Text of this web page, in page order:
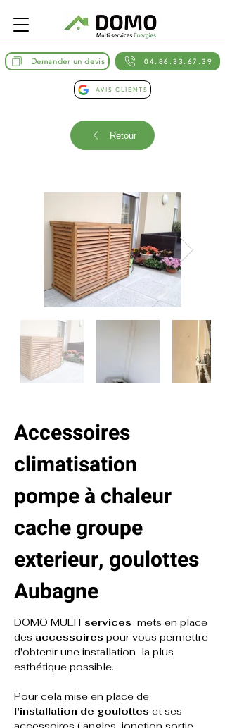
Demander un devis 04.86.33.67.39
AVIS CLIENTS
Retour
Accessoires
climatisation
pompe à chaleur
cache groupe
exterieur, goulottes
Aubagne
DOMO MULTI services mets en place
des accessoires pour vous permettre
d'obtenir une installation  la plus
esthétique possible.
Pour cela mise en place de
l'installation de goulottes et ses